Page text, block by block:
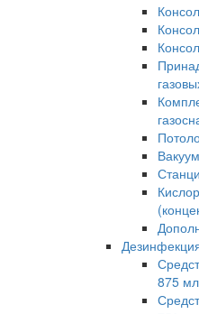
875